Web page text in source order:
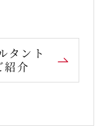
タント
紹介